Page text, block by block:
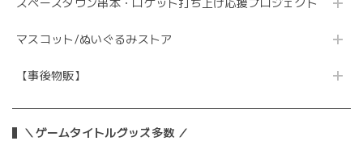
スペースタウン串本・ロケット打ち上げ応援プロジェクト
マスコット/ぬいぐるみストア
【事後物販】
＼ゲームタイトルグッズ多数 ／